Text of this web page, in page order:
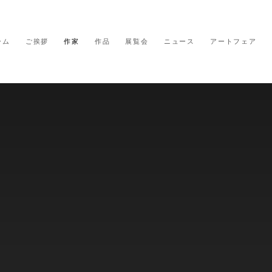
ム ご挨拶 作家 作品 展覧会 ニュース アートフェア